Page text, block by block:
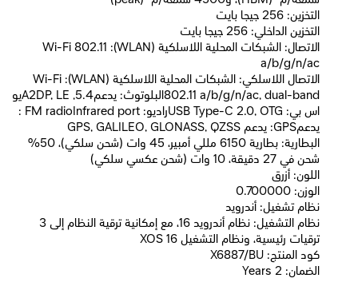
التخزين: 256 جيجا بايت
التخزين الداخلي: 256 جيجا بايت
الاتصال: الشبكات المحلية اللاسلكية (WLAN): Wi-Fi 802.11
a/b/g/n/ac
الاتصال اللاسلكي: الشبكات المحلية اللاسلكية (WLAN): Wi-Fi
802.11 a/b/g/n/ac, dual-bandالبلوتوث: يدعم5.4, A2DP, LEيو
اس بي: USB Type-C 2.0, OTGراديو: FM radioInfrared port :
يدعمGPS: يدعم GPS, GALILEO, GLONASS, QZSS
البطارية: بطارية 6150 مللي أمبير، 45 وات (شحن سلكي)، 50%
شحن في 27 دقيقة، 10 وات (شحن عكسي سلكي)
اللون: أزرق
الوزن: 0.700000
نظام تشغيل: أندرويد
نظام التشغيل: نظام أندرويد 16، مع إمكانية ترقية النظام إلى 3
ترقيات رئيسية، ونظام التشغيل XOS 16
كود المنتج: X6887/BU
الضمان: 2 Years